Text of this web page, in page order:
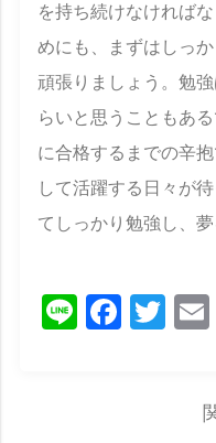
を持ち続けなければ
めにも、まずはしっ
頑張りましょう。勉
らいと思うこともあ
に合格するまでの辛
して活躍する日々が
てしっかり勉強し、夢
Line